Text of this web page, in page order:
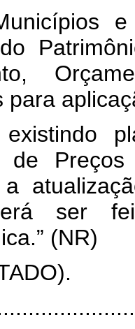
para
de
a
ser
(NR)